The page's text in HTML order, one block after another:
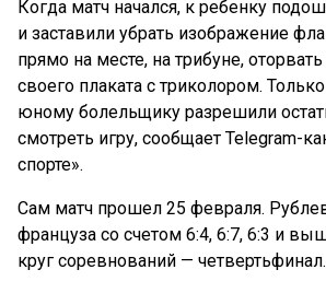
Когда матч начался, к ребенку
и заставили убрать изображение
прямо на месте, на трибуне,
своего плаката с триколором.
юному болельщику разрешили
смотреть игру, сообщает Telegram-
спорте».
Сам матч прошел 25 февраля.
француза со счетом 6:4, 6:7, 6:3 и
круг соревнований — четвертьфинал.